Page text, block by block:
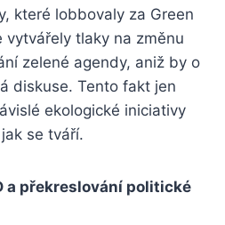
které lobbovaly za Green
vytvářely tlaky na změnu
zelené agendy, aniž by o
diskuse. Tento fakt jen
ekologické iniciativy
se tváří.
a překreslování politické